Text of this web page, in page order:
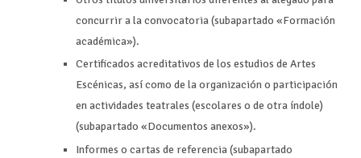
concurrir a la convocatoria (subapartado «Formación
académica»).
Certificados acreditativos de los estudios de Artes
Escénicas, así como de la organización o participación
en actividades teatrales (escolares o de otra índole)
(subapartado «Documentos anexos»).
Informes o cartas de referencia (subapartado